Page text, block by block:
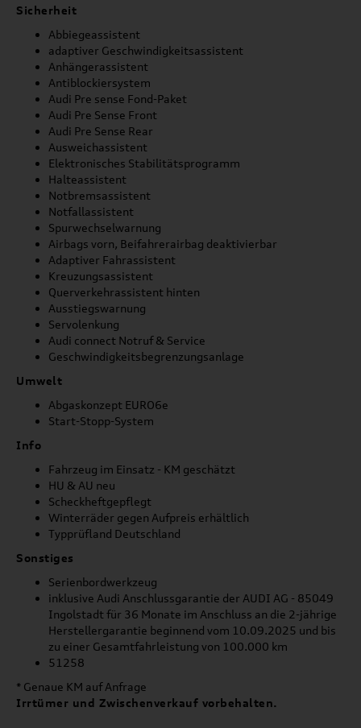
Sicherheit
Abbiegeassistent
adaptiver Geschwindigkeitsassistent
Anhängerassistent
Antiblockiersystem
Audi Pre sense Fond-Paket
Audi Pre Sense Front
Audi Pre Sense Rear
Ausweichassistent
Elektronisches Stabilitätsprogramm
Halteassistent
Notbremsassistent
Notfallassistent
Spurwechselwarnung
Airbags vorn, Beifahrerairbag deaktivierbar
Adaptiver Fahrassistent
Kreuzungsassistent
Querverkehrassistent hinten
Ausstiegswarnung
Servolenkung
Audi connect Notruf & Service
Geschwindigkeitsbegrenzungsanlage
Umwelt
Abgaskonzept EURO6e
Start-Stopp-System
Info
Fahrzeug im Einsatz - KM geschätzt
HU & AU neu
Scheckheftgepflegt
Winterräder gegen Aufpreis erhältlich
Typprüfland Deutschland
Sonstiges
Serienbordwerkzeug
inklusive Audi Anschlussgarantie der AUDI AG - 85049
Ingolstadt für 36 Monate im Anschluss an die 2-jährige
Herstellergarantie beginnend vom 10.09.2025 und bis
zu einer Gesamtfahrleistung von 100.000 km
51258
* Genaue KM auf Anfrage
Irrtümer und Zwischenverkauf vorbehalten.